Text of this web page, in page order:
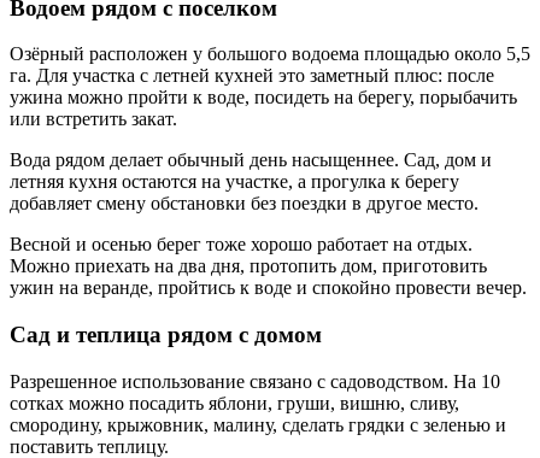
Водоем рядом с поселком
Озёрный расположен у большого водоема площадью около 5,5
га. Для участка с летней кухней это заметный плюс: после
ужина можно пройти к воде, посидеть на берегу, порыбачить
или встретить закат.
Вода рядом делает обычный день насыщеннее. Сад, дом и
летняя кухня остаются на участке, а прогулка к берегу
добавляет смену обстановки без поездки в другое место.
Весной и осенью берег тоже хорошо работает на отдых.
Можно приехать на два дня, протопить дом, приготовить
ужин на веранде, пройтись к воде и спокойно провести вечер.
Сад и теплица рядом с домом
Разрешенное использование связано с садоводством. На 10
сотках можно посадить яблони, груши, вишню, сливу,
смородину, крыжовник, малину, сделать грядки с зеленью и
поставить теплицу.